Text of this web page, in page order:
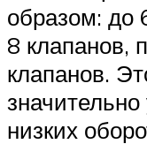
образом: до
8 клапанов,
клапанов.
низких